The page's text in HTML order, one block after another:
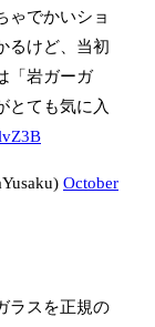
ゃでかいショ
るけど、当初
「岩ガーガ
とても気に入
October
ラスを正規の